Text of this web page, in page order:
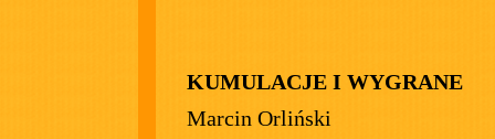
KUMULACJE I WYGRANE
Marcin Orliński